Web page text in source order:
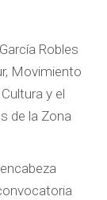
Robles
Movimiento
y el
de la Zona